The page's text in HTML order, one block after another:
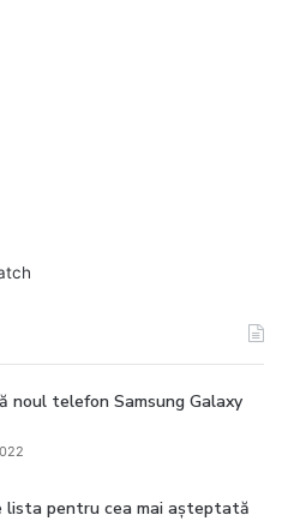
noul telefon Samsung Galaxy
lista pentru cea mai așteptată